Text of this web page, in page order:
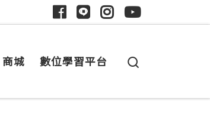
商城 數位學習平台